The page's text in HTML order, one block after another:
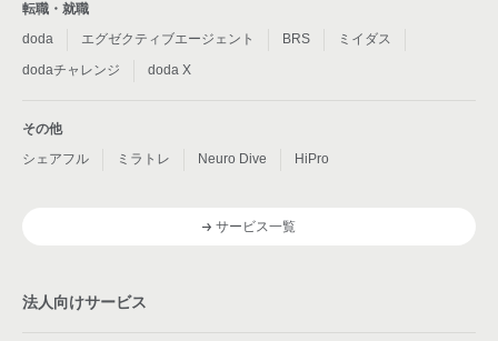
転職・就職
doda
エグゼクティブエージェント BRS
ミイダス
dodaチャレンジ
doda X
その他
シェアフル
ミラトレ Neuro Dive HiPro
サービス一覧
法人向けサービス